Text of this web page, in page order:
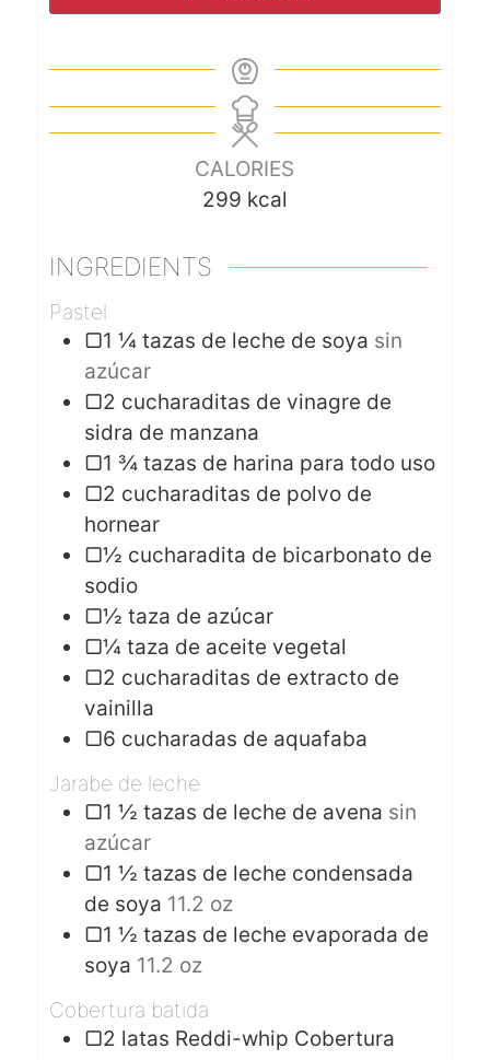
CALORIES
299 kcal
INGREDIENTS
Pastel
▢1 ¼ tazas de leche de soya sin
azúcar
▢2 cucharaditas de vinagre de
sidra de manzana
▢1 ¾ tazas de harina para todo uso
▢2 cucharaditas de polvo de
hornear
▢½ cucharadita de bicarbonato de
sodio
▢½ taza de azúcar
▢¼ taza de aceite vegetal
▢2 cucharaditas de extracto de
vainilla
▢6 cucharadas de aquafaba
Jarabe de leche
▢1 ½ tazas de leche de avena sin
azúcar
▢1 ½ tazas de leche condensada
de soya 11.2 oz
▢1 ½ tazas de leche evaporada de
soya 11.2 oz
Cobertura batida
▢2 latas Reddi-whip Cobertura